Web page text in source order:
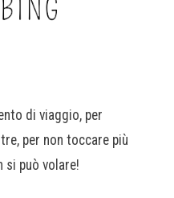
di viaggio, per
per non toccare più
si può volare!